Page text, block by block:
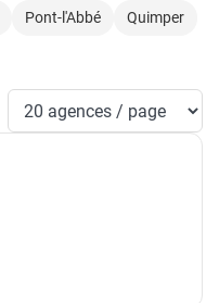
Pont-l'Abbé
Quimper